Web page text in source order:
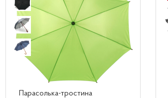
Парасолька-тростина